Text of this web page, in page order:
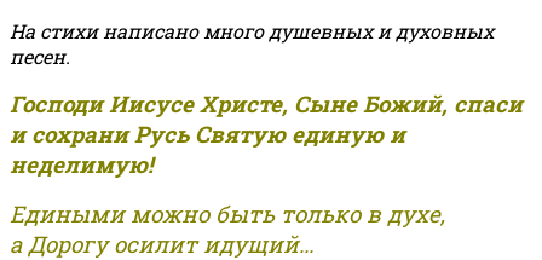
На стихи написано много душевных и духовных
песен.
Господи Иисусе Христе, Сыне Божий, спаси
и сохрани Русь Святую единую и
неделимую!
Едиными можно быть только в духе,
а Дорогу осилит идущий...